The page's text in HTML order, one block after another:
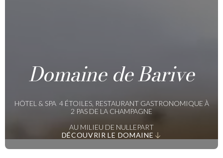
Domaine de Barive
HÔTEL & SPA 4 ÉTOILES, RESTAURANT GASTRONOMIQUE À
2 PAS DE LA CHAMPAGNE
AU MILIEU DE NULLEPART
DÉCOUVRIR LE DOMAINE